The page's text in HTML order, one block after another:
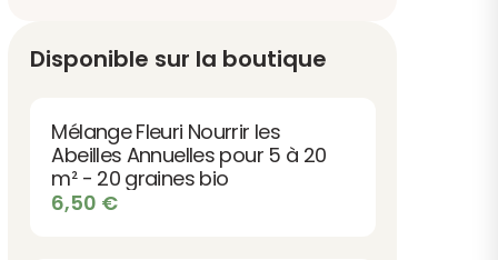
Disponible sur la boutique
Mélange Fleuri Nourrir les
Abeilles Annuelles pour 5 à 20
m² - 20 graines bio
6,50 €